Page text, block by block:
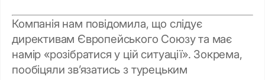
Компанія нам повідомила, що слідує
директивам Європейського Союзу та має
намір «розібратися у цій ситуації». Зокрема,
пообіцяли зв’язатись з турецьким